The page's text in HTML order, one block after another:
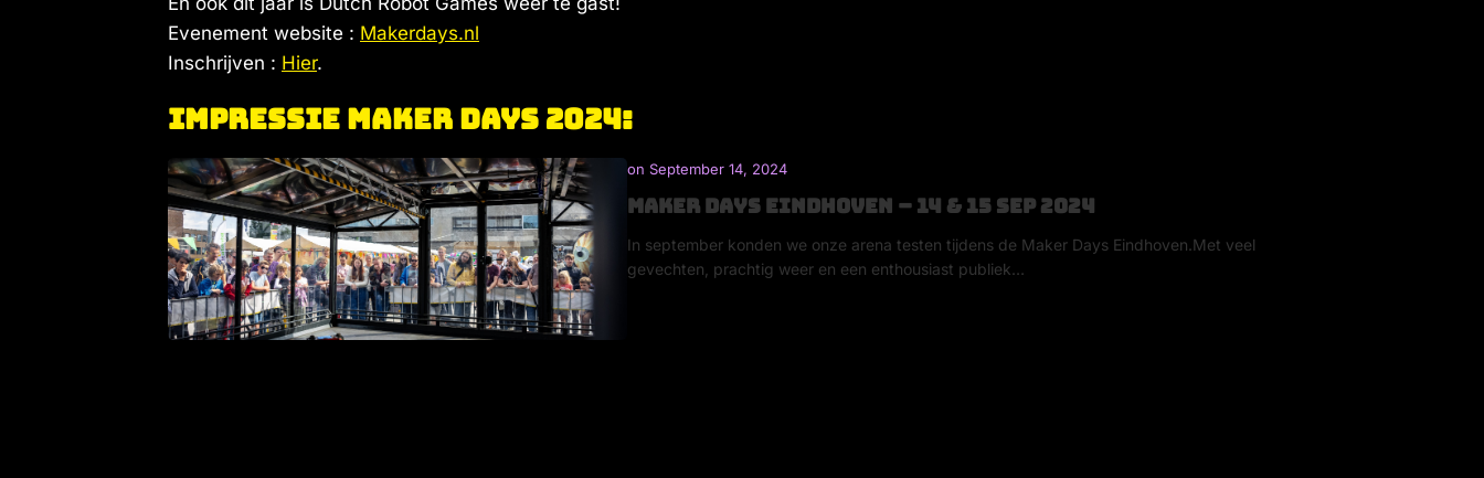
Evenement website : Makerdays.nl
Inschrijven : Hier.
Impressie Maker Days 2024:
on September 14, 2024
MAker Days Eindhoven – 14 & 15 sep 2024
In september konden we onze arena testen tijdens de Maker Days Eindhoven.Met veel
gevechten, prachtig weer en een enthousiast publiek…